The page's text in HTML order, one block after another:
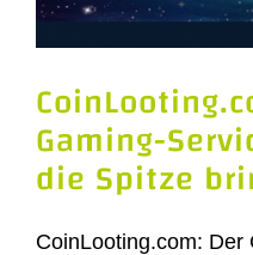
Gaming-
die Spitze
CoinLooting.com: Der